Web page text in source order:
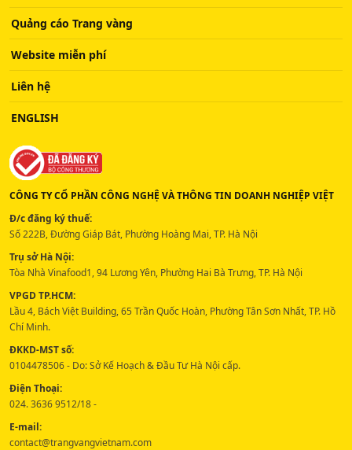
Quảng cáo Trang vàng
Website miễn phí
Liên hệ
ENGLISH
CÔNG TY CỔ PHẦN CÔNG NGHỆ VÀ THÔNG TIN DOANH NGHIỆP VIỆT
Đ/c đăng ký thuế:
Số 222B, Đường Giáp Bát, Phường Hoàng Mai, TP. Hà Nội
Trụ sở Hà Nội:
Tòa Nhà Vinafood1, 94 Lương Yên, Phường Hai Bà Trưng, TP. Hà Nội
VPGD TP.HCM:
Lầu 4, Bách Việt Building, 65 Trần Quốc Hoàn, Phường Tân Sơn Nhất, TP. Hồ
Chí Minh.
ĐKKD-MST số:
0104478506 - Do: Sở Kế Hoạch & Đầu Tư Hà Nội cấp.
Điện Thoại:
024. 3636 9512/18 -
E-mail:
contact@trangvangvietnam.com